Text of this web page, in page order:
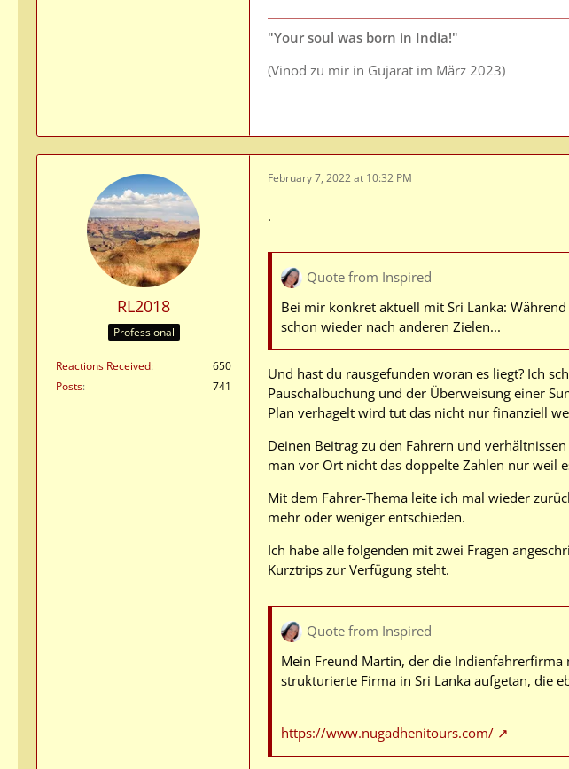
"Your soul was born in India!"
(Vinod zu mir in Gujarat im März 2023)
RL2018
Professional
Reactions Received
650
Posts
741
February 7, 2022 at 10:32 PM
.
Quote from Inspired
Bei mir konkret aktuell mit Sri Lanka:
schon wieder nach anderen Zielen...
Und hast du rausgefunden woran es liegt? Ich
Pauschalbuchung und der Überweisung einer
Plan verhagelt wird tut das nicht nur finanziell
Deinen Beitrag zu den Fahrern und
man vor Ort nicht das doppelte Zahlen nur weil
Mit dem Fahrer-Thema leite ich mal wieder
mehr oder weniger entschieden.
Ich habe alle folgenden mit zwei Fragen
Kurztrips zur Verfügung steht.
Quote from Inspired
Mein Freund Martin, der die Indienfahrerfirma
strukturierte Firma in Sri Lanka aufgetan, die
https://www.nugadhenitours.com/